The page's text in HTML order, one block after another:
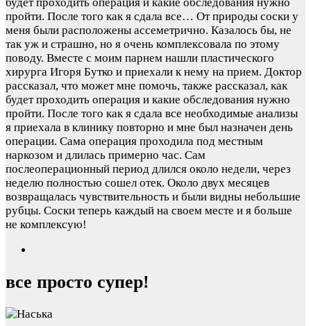
пройти. После того как я сдала все… От природы соски у
меня были расположены ассеметрично. Казалось бы, не
так уж и страшно, но я очень комплексовала по этому
поводу. Вместе с моим парнем нашли пластического
хирурга Игоря Бутко и приехали к нему на прием. Доктор
рассказал, что может мне помочь, также рассказал, как
будет проходить операция и какие обследования нужно
пройти. После того как я сдала все необходимые анализы
я приехала в клинику повторно и мне был назначен день
операции. Сама операция проходила под местным
наркозом и длилась примерно час. Сам
послеоперационный период длился около недели, через
неделю полностью сошел отек. Около двух месяцев
возвращалась чувствительность и были видны небольшие
рубцы. Соски теперь каждый на своем месте и я больше
не комплексую!
все просто супер!